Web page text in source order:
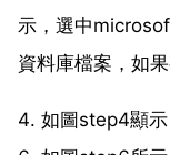
示，選中
資料庫檔案，如
4. 如圖step4顯